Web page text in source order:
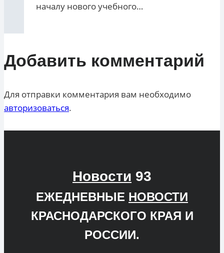
началу нового учебного…
Добавить комментарий
Для отправки комментария вам необходимо
авторизоваться.
Новости 93
ЕЖЕДНЕВНЫЕ НОВОСТИ
КРАСНОДАРСКОГО КРАЯ И
РОССИИ.